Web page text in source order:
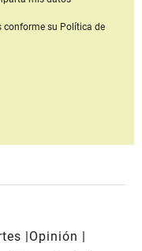
conforme su Política de
Opinión